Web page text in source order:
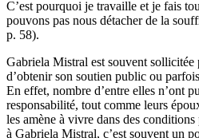
C’est pourquoi je travaille et je fais
pouvons pas nous détacher de la
p. 58).
Gabriela Mistral est souvent sollicitée
d’obtenir son soutien public ou
En effet, nombre d’entre elles n’ont
responsabilité, tout comme leurs
les amène à vivre dans des
à Gabriela Mistral, c’est souvent un